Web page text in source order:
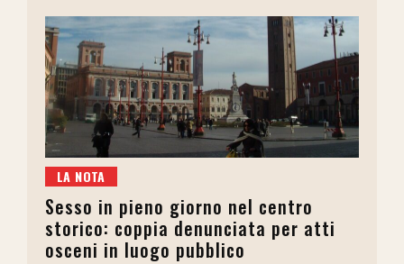
LA NOTA
Sesso in pieno giorno nel centro
storico: coppia denunciata per atti
osceni in luogo pubblico